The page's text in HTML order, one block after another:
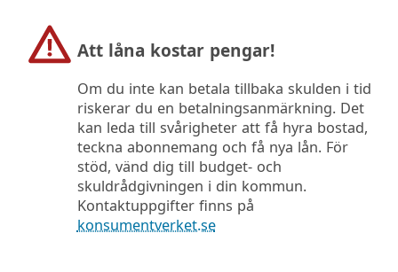
Att låna kostar pengar!
Om du inte kan betala tillbaka skulden i tid
riskerar du en betalningsanmärkning. Det
kan leda till svårigheter att få hyra bostad,
teckna abonnemang och få nya lån. För
stöd, vänd dig till budget- och
skuldrådgivningen i din kommun.
Kontaktuppgifter finns på
konsumentverket.se